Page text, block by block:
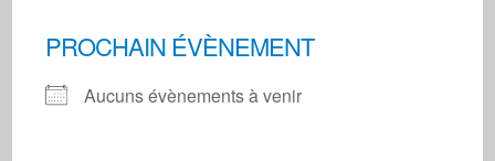
PROCHAIN ÉVÈNEMENT
Aucuns évènements à venir